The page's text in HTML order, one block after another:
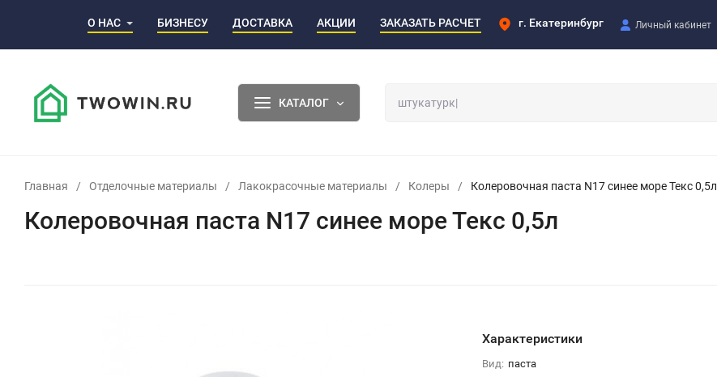
О НАС БИЗНЕСУ ДОСТАВКА АКЦИИ ЗАКАЗАТЬ РАСЧЕТ г. Екатеринбург Личный кабинет
КАТАЛОГ
Главная / Отделочные материалы / Лакокрасочные материалы / Колеры / Колеровочная паста N17 синее море Текс 0,5л
Колеровочная паста N17 синее море Текс 0,5л
Характеристики
Вид: паста